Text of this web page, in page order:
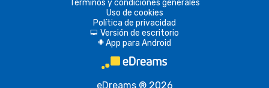
Términos y condiciones generales
Uso de cookies
Política de privacidad
d Versión de escritorio
A App para Android
eDreams ® 2026